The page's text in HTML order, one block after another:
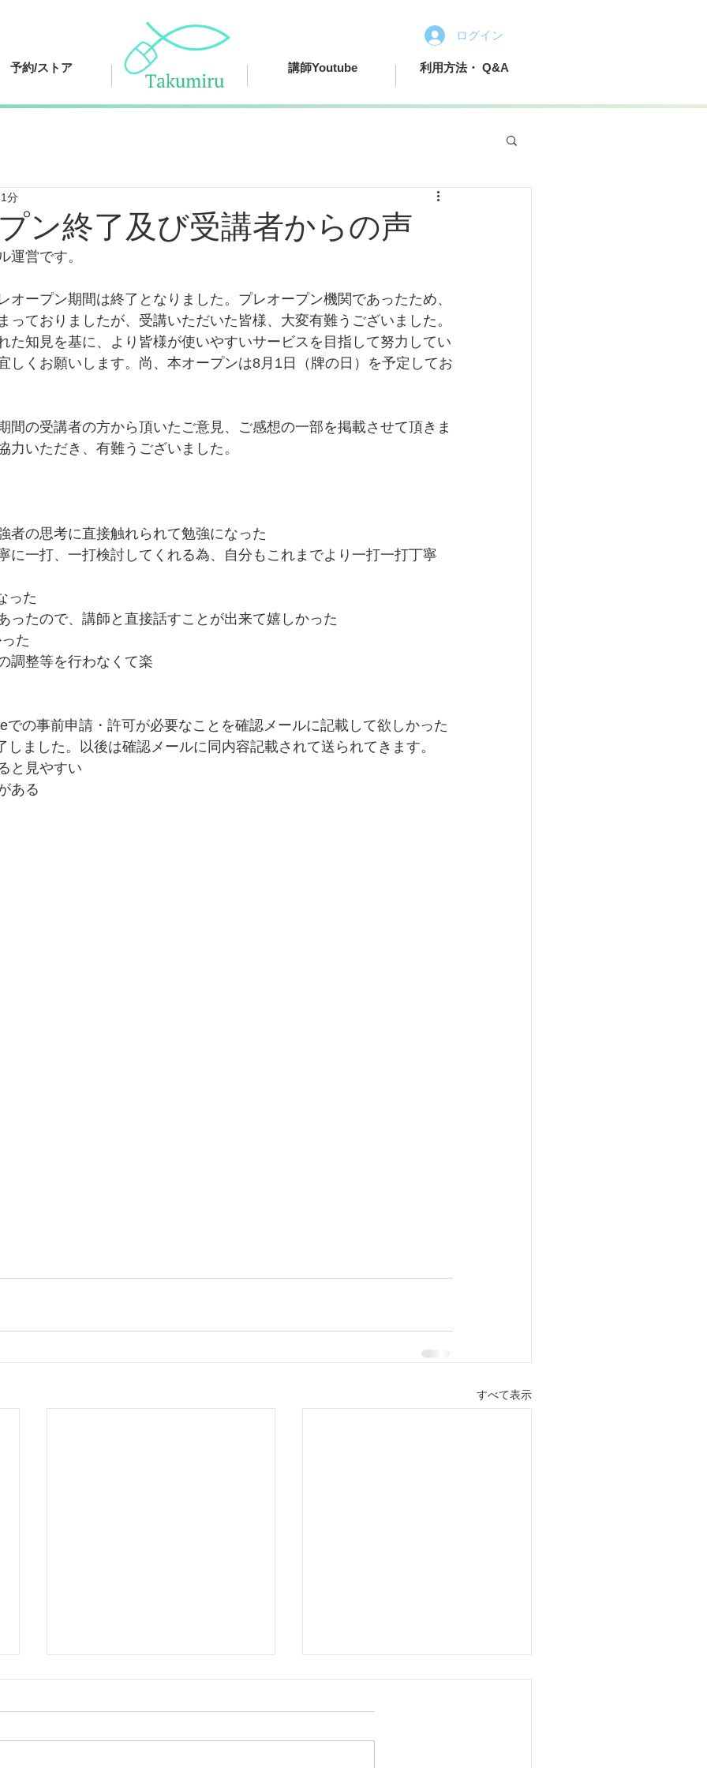
予約/ストア
ログイン
講師Youtube 利用方法・ Q&A
ン終了及び受講者からの声
分
運営です。
オープン期間は終了となりました。プレオープン機関であったため、
っておりましたが、受講いただいた皆様、大変有難うございました。
た知見を基に、より皆様が使いやすいサービスを目指して努力してい
しくお願いします。尚、本オープンは8月1日（牌の日）を予定してお
間の受講者の方から頂いたご意見、ご感想の一部を掲載させて頂きま
力いただき、有難うございました。
者の思考に直接触れられて勉強になった
に一打、一打検討してくれる為、自分もこれまでより一打一打丁寧
った
ったので、講師と直接話すことが出来て嬉しかった
た
調整等を行わなくて楽
での事前申請・許可が必要なことを確認メールに記載して欲しかった
しました。以後は確認メールに同内容記載されて送られてきます。
と見やすい
ある
すべて表示